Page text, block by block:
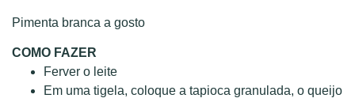
Pimenta branca a gosto
COMO FAZER
Ferver o leite
Em uma tigela, coloque a tapioca granulada, o queijo